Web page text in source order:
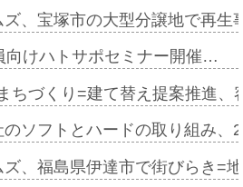
ズ、宝塚市の大型分譲地で再
向けハトサポセミナー開催…
ちづくり=建て替え提案推進
のソフトとハードの取り組み
ズ、福島県伊達市で街びらき=